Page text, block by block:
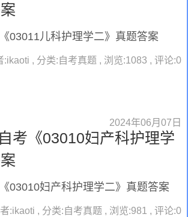
03011儿科护理学二》真题答案
:ikaoti , 分类:自考真题 , 浏览:1083 , 评论:0
2024年06月07日
考《03010妇产科护理学
03010妇产科护理学二》真题答案
:ikaoti , 分类:自考真题 , 浏览:981 , 评论:0